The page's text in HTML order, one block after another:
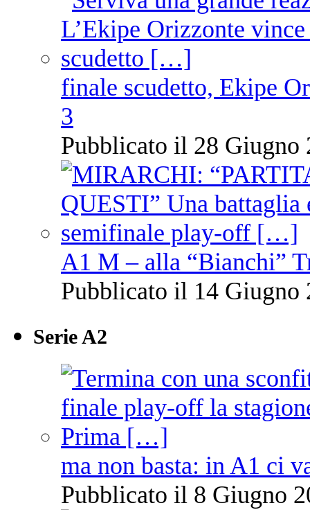
finale scudetto, Ekipe
3
Pubblicato il 28 Giugno
A1 M – alla “Bianchi”
Pubblicato il 14 Giugno
Serie A2
ma non basta: in A1 ci
Pubblicato il 8 Giugno